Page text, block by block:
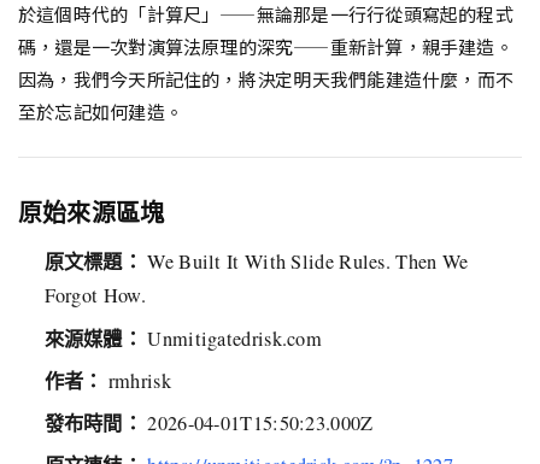
於這個時代的「計算尺」——無論那是一行行從頭寫起的程式
碼，還是一次對演算法原理的深究——重新計算，親手建造。
因為，我們今天所記住的，將決定明天我們能建造什麼，而不
至於忘記如何建造。
原始來源區塊
原文標題： We Built It With Slide Rules. Then We
Forgot How.
來源媒體： Unmitigatedrisk.com
作者： rmhrisk
發布時間： 2026-04-01T15:50:23.000Z